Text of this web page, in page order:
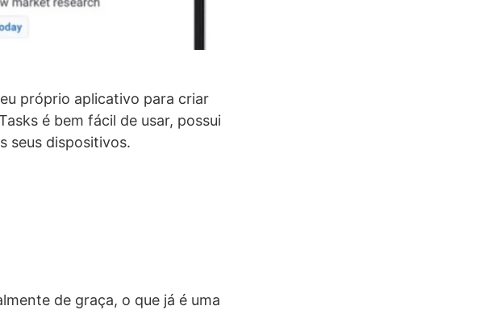
próprio aplicativo para criar
é bem fácil de usar, possui
seus dispositivos.
de graça, o que já é uma